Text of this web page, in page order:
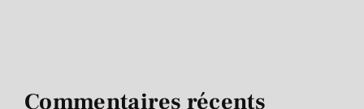
Commentaires récents